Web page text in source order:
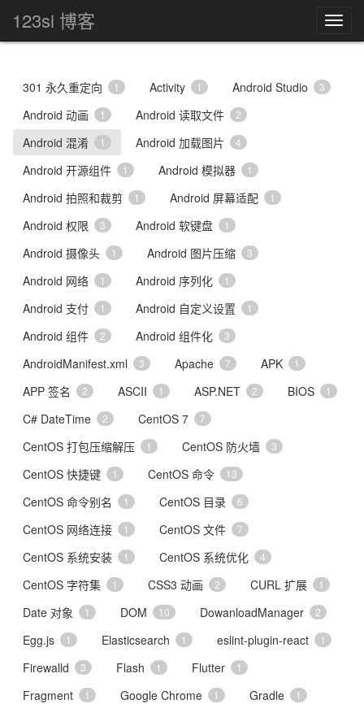
123si 博客
301 永久重定向 1 Activity 1 Android Studio 3
Android 动画 1 Android 读取文件 2
Android 混淆 1 Android 加载图片 4
Android 开源组件 1 Android 模拟器 1
Android 拍照和裁剪 1 Android 屏幕适配 1
Android 权限 3 Android 软键盘 1
Android 摄像头 1 Android 图片压缩 3
Android 网络 1 Android 序列化 1
Android 支付 1 Android 自定义设置 1
Android 组件 2 Android 组件化 3
AndroidManifest.xml 3 Apache 7 APK 1
APP 签名 2 ASCII 1 ASP.NET 2 BIOS 1
C# DateTime 2 CentOS 7 7
CentOS 打包压缩解压 1 CentOS 防火墙 3
CentOS 快捷键 1 CentOS 命令 13
CentOS 命令别名 1 CentOS 目录 6
CentOS 网络连接 1 CentOS 文件 7
CentOS 系统安装 1 CentOS 系统优化 4
CentOS 字符集 1 CSS3 动画 2 CURL 扩展 1
Date 对象 1 DOM 10 DowanloadManager 2
Egg.js 1 Elasticsearch 1 eslint-plugin-react 1
Firewalld 3 Flash 1 Flutter 1
Fragment 1 Google Chrome 1 Gradle 1